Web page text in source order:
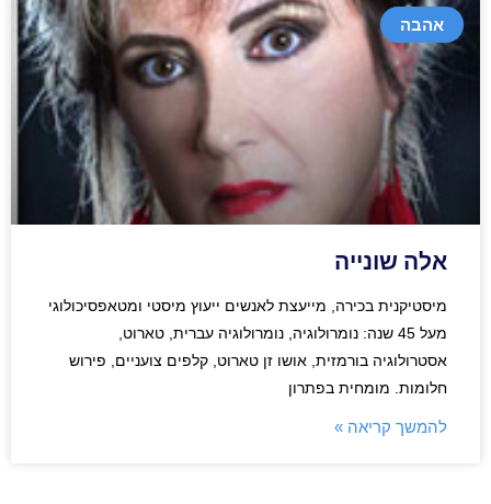
אהבה
אלה שונייה
מיסטיקנית בכירה, מייעצת לאנשים ייעוץ מיסטי ומטאפסיכולוגי
מעל 45 שנה: נומרולוגיה, נומרולוגיה עברית, טארוט,
אסטרולוגיה בורמזית, אושו זן טארוט, קלפים צועניים, פירוש
חלומות. מומחית בפתרון
להמשך קריאה »